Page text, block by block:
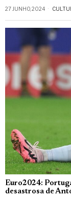
27 JUNHO, 2024
Euro2024:
desastrosa de